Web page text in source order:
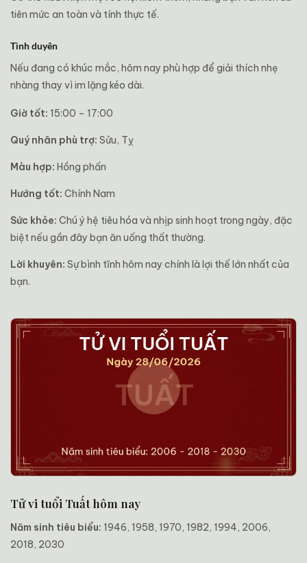
tiên mức an toàn và tính thực tế.
Tình duyên
Nếu đang có khúc mắc, hôm nay phù hợp để giải thích nhẹ
nhàng thay vì im lặng kéo dài.
Giờ tốt: 15:00 – 17:00
Quý nhân phù trợ: Sửu, Tỵ
Màu hợp: Hồng phấn
Hướng tốt: Chính Nam
Sức khỏe: Chú ý hệ tiêu hóa và nhịp sinh hoạt trong ngày, đặc
biệt nếu gần đây bạn ăn uống thất thường.
Lời khuyên: Sự bình tĩnh hôm nay chính là lợi thế lớn nhất của
bạn.
Tử vi tuổi Tuất hôm nay
Năm sinh tiêu biểu: 1946, 1958, 1970, 1982, 1994, 2006,
2018, 2030